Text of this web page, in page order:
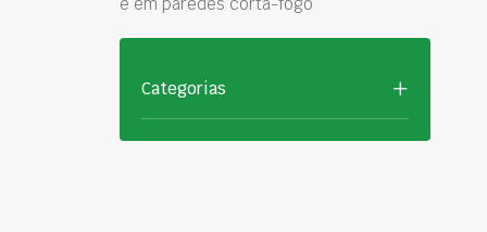
e em paredes corta-fogo
Categorias